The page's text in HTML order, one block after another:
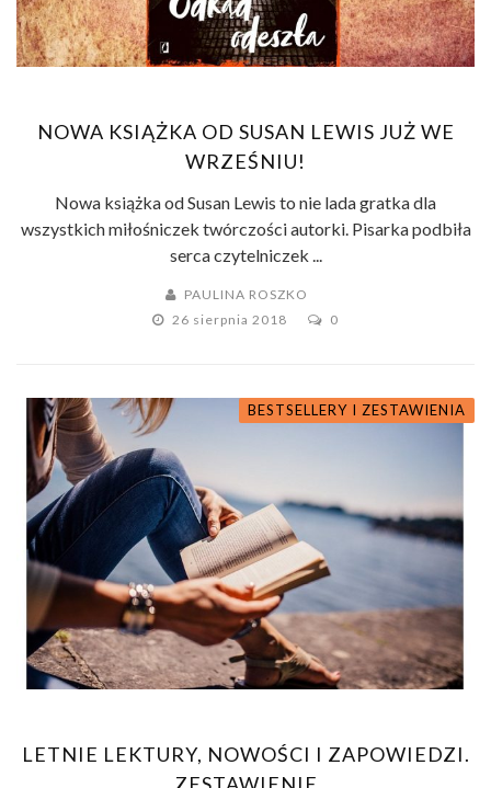
NOWA KSIĄŻKA OD SUSAN LEWIS JUŻ WE
WRZEŚNIU!
Nowa książka od Susan Lewis to nie lada gratka dla
wszystkich miłośniczek twórczości autorki. Pisarka podbiła
serca czytelniczek ...
PAULINA ROSZKO
26 sierpnia 2018
0
BESTSELLERY I ZESTAWIENIA
LETNIE LEKTURY, NOWOŚCI I ZAPOWIEDZI.